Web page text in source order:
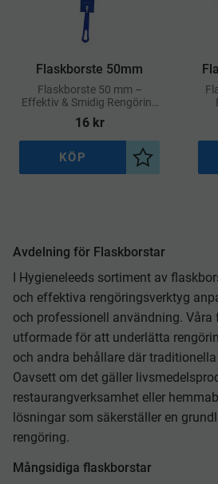
​Flaskborste 50mm
Flaskborste 50 mm –
Effektiv & Smidig Rengöring
av Flaskor och Behållare
16kr
Lägg till i
KÖP
Avdelning för Flaskborstar
I Hygieneleeds sortiment av
och effektiva rengöringsverktyg
och professionell användning. Våra
utformade för att underlätta
och andra behållare där
Oavsett om det gäller
restaurangverksamhet eller
lösningar som säkerställer en
rengöring.
Mångsidiga flaskborstar